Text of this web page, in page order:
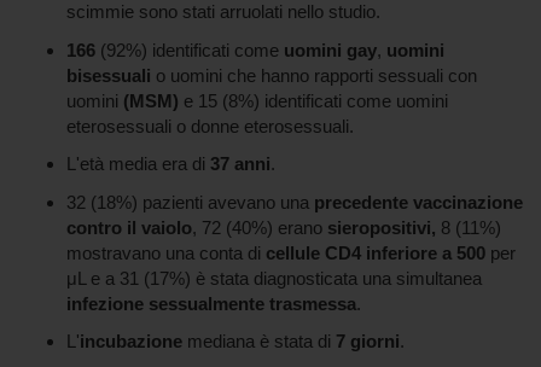
scimmie sono stati arruolati nello studio.
166 (92%) identificati come uomini gay, uomini
bisessuali o uomini che hanno rapporti sessuali con
uomini (MSM) e 15 (8%) identificati come uomini
eterosessuali o donne eterosessuali.
L'età media era di 37 anni.
32 (18%) pazienti avevano una precedente vaccinazione
contro il vaiolo, 72 (40%) erano sieropositivi, 8 (11%)
mostravano una conta di cellule CD4 inferiore a 500 per
μL e a 31 (17%) è stata diagnosticata una simultanea
infezione sessualmente trasmessa.
L'incubazione mediana è stata di 7 giorni.